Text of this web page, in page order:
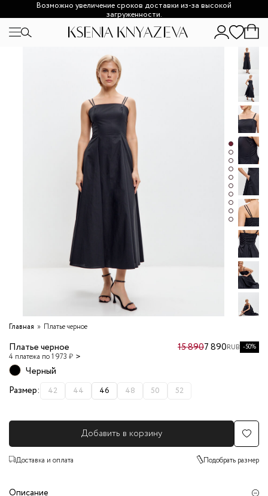
Возможно увеличение сроков доставки из-за высокой
загруженности.
Главная Платье черное
Платье черное
4 платежа по 1 973 ₽
15 8907 890RUB -50%
Черный
Размер:
42 44 46 48 50 52
Добавить в корзину
Доставка и оплата Подобрать размер
Описание